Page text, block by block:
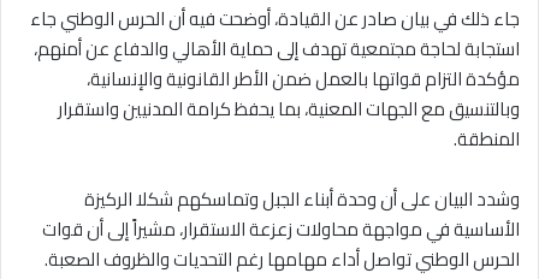
جاء ذلك في بيان صادر عن القيادة، أوضحت فيه أن الحرس الوطني جاء
استجابة لحاجة مجتمعية تهدف إلى حماية الأهالي والدفاع عن أمنهم،
مؤكدة التزام قواتها بالعمل ضمن الأطر القانونية والإنسانية،
وبالتنسيق مع الجهات المعنية، بما يحفظ كرامة المدنيين واستقرار
المنطقة.
وشدد البيان على أن وحدة أبناء الجبل وتماسكهم شكلا الركيزة
الأساسية في مواجهة محاولات زعزعة الاستقرار، مشيراً إلى أن قوات
الحرس الوطني تواصل أداء مهامها رغم التحديات والظروف الصعبة.